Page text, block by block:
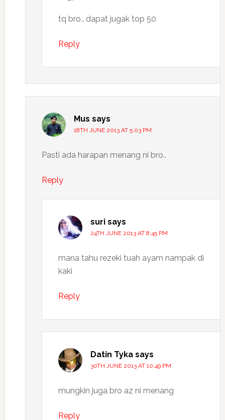
tq bro.. dapat jugak top 50
Reply
Mus says
18TH JUNE 2013 AT 5:03 PM
Pasti ada harapan menang ni bro..
Reply
suri says
24TH JUNE 2013 AT 8:45 PM
mana tahu rezeki tuah ayam nampak di
kaki
Reply
Datin Tyka says
30TH JUNE 2013 AT 10:49 PM
mungkin juga bro az ni menang
Reply